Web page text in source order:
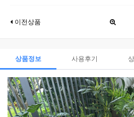
이전상품
상품정보 사용후기